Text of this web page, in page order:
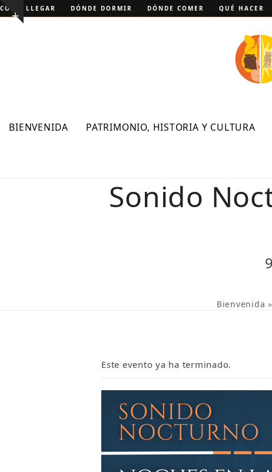
Skip
to Show
CÓMO LLEGAR DÓNDE DORMIR DÓNDE COMER QUÉ HACER
BIENVENIDA PATRIMONIO, HISTORIA Y CULTURA
Sonido
Bienvenida »
Este evento ya ha terminado.